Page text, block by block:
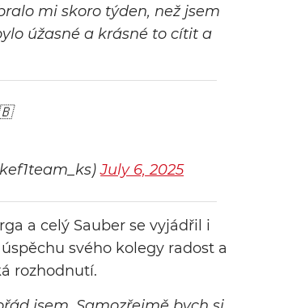
mi skoro týden, než jsem
úžasné a krásné to cítit a
July 6, 2025
a celý Sauber se vyjádřil i
úspěchu svého kolegy radost a
rozhodnutí.